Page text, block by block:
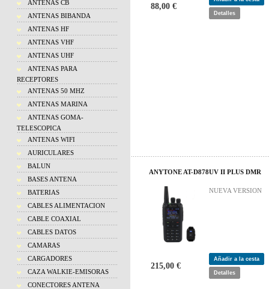
ANTENAS CB
ANTENAS BIBANDA
ANTENAS HF
ANTENAS VHF
ANTENAS UHF
ANTENAS PARA
RECEPTORES
ANTENAS 50 MHZ
ANTENAS MARINA
ANTENAS GOMA-
TELESCOPICA
ANTENAS WIFI
AURICULARES
BALUN
BASES ANTENA
BATERIAS
CABLES ALIMENTACION
CABLE COAXIAL
CABLES DATOS
CAMARAS
CARGADORES
CAZA WALKIE-EMISORAS
CONECTORES ANTENA
88,00 €
Detalles
ANYTONE AT-D878UV II PLUS DMR
NUEVA VERSION
215,00 €
Añadir a la cesta
Detalles